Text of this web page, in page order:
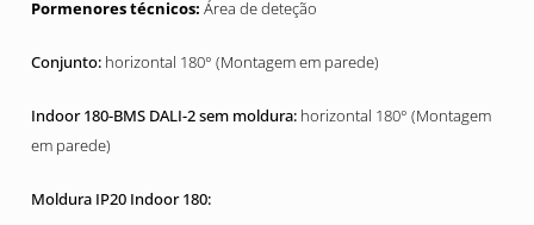
Área de deteção
horizontal 180° (Montagem em parede)
horizontal 180° (Montagem
em parede)